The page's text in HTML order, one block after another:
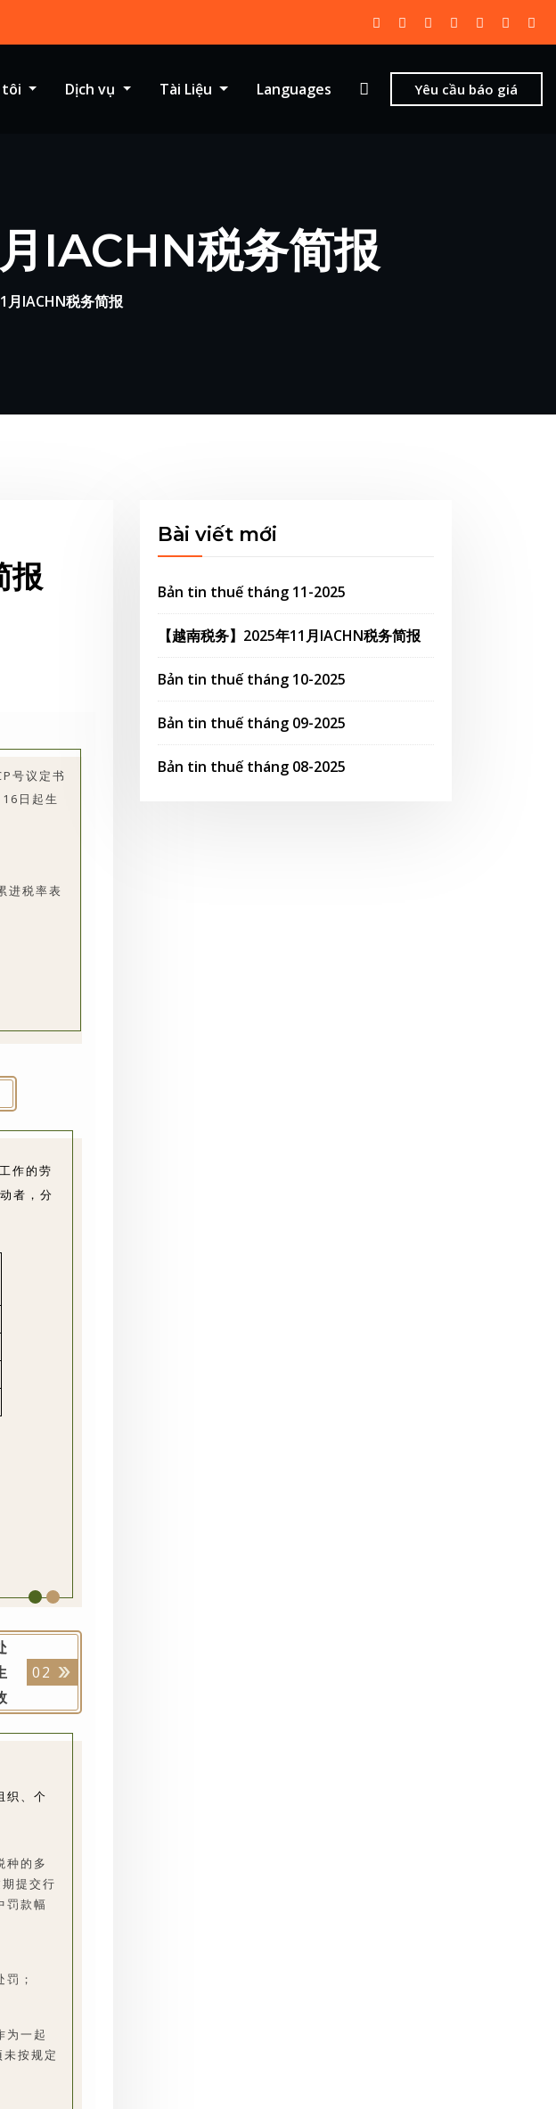
tôi Dịch vụ Tài Liệu Languages Yêu cầu báo giá
月IACHN税务简报
月IACHN税务简报
报
号议定书
日起生
进税率表
作的劳
者，分
02
织、个
种的多
提交行
罚款幅
；
为一起
按规定
Bài viết mới
Bản tin thuế tháng 11-2025
【越南税务】2025年11月IACHN税务简报
Bản tin thuế tháng 10-2025
Bản tin thuế tháng 09-2025
Bản tin thuế tháng 08-2025